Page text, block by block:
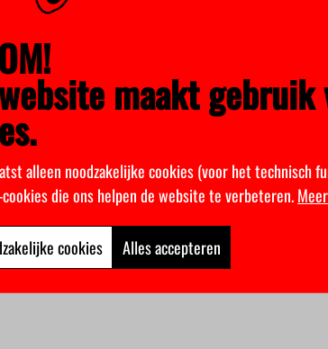
kwartier. Met
13.30 uur, centrale hal hoofdgebouw.
twee nieuwe partijen in studentenraad
maakt gebruik
alleen noodzakelijke cookies (voor het technisch
die ons helpen de website te verbeteren.
cookies Alles accepteren